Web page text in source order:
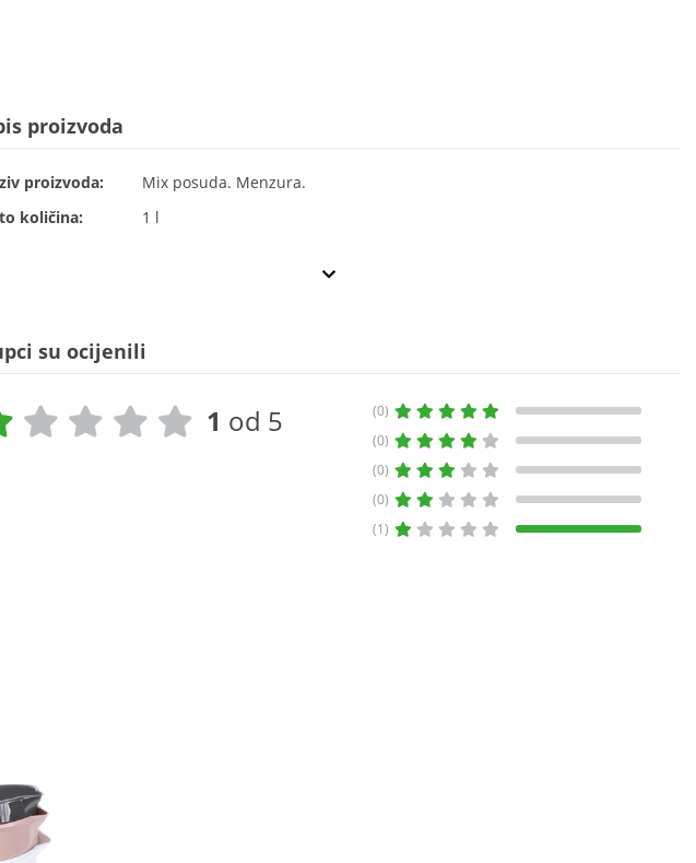
proizvoda
proizvoda:
Mix posuda. Menzura.
količina:
1 l
su ocijenili
1 od 5
(0)
(0)
(0)
(0)
(1)